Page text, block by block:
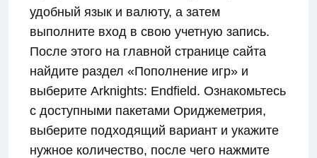
удобный язык и валюту, а затем
выполните вход в свою учетную запись.
После этого на главной странице сайта
найдите раздел «Пополнение игр» и
выберите Arknights: Endfield. Ознакомьтесь
с доступными пакетами Ориджеметрия,
выберите подходящий вариант и укажите
нужное количество, после чего нажмите